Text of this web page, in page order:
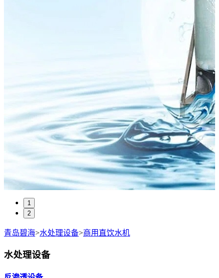
1
2
青岛碧海>水处理设备>商用直饮水机
水处理设备